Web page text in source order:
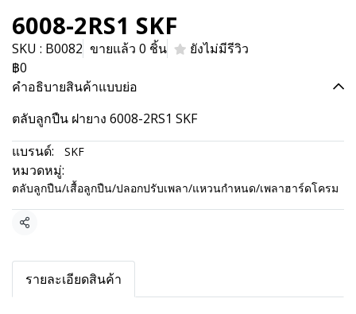
6008-2RS1 SKF
SKU : B0082 ขายแล้ว 0 ชิ้น
ยังไม่มีรีวิว
฿0
คำอธิบายสินค้าแบบย่อ
ตลับลูกปืน ฝายาง 6008-2RS1 SKF
แบรนด์:
SKF
หมวดหมู่:
ตลับลูกปืน/เสื้อลูกปืน/ปลอกปรับเพลา/แหวนกำหนด/เพลาฮาร์ดโครม
แชร์
รายละเอียดสินค้า